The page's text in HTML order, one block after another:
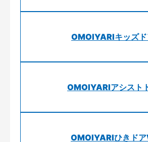
OMOIYARIキッズ
OMOIYARIアシスト
OMOIYARIひきド